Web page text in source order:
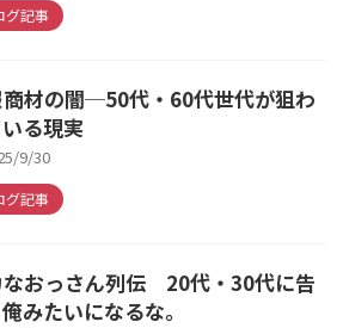
グ記事
材の闇─50代・60代世代が狙わ
る現実
9/30
グ記事
おっさん列伝 20代・30代に告
みたいになるな。